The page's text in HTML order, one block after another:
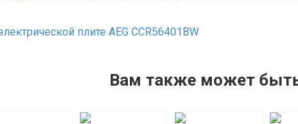
плите AEG CCR56401BW
Вам также может быть